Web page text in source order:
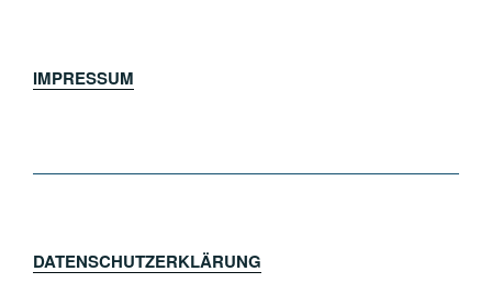
IMPRESSUM
DATENSCHUTZERKLÄRUNG